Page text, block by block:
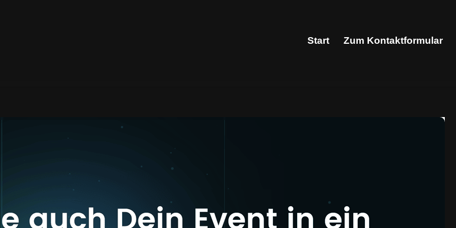
Start Zum Kontaktformular